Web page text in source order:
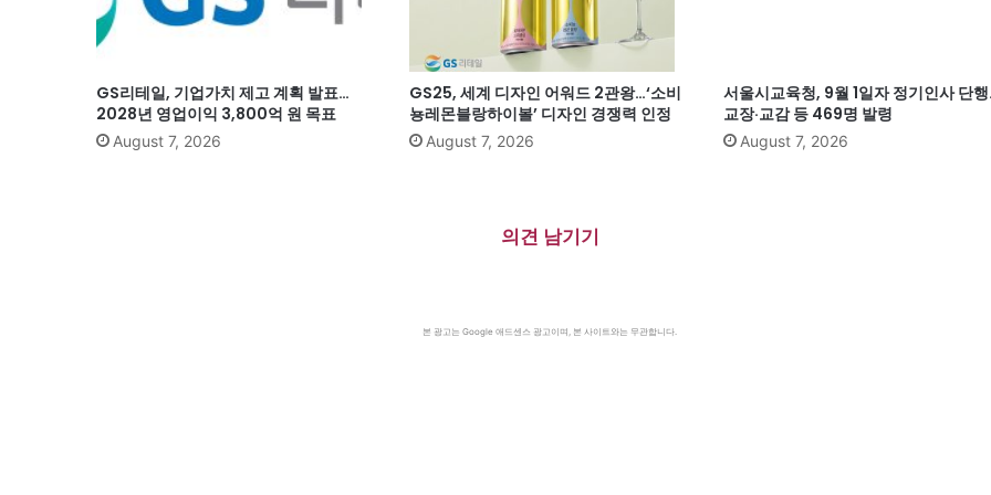
GS리테일, 기업가치 제고 계획 발표…
2028년 영업이익 3,800억 원 목표
August 7, 2026
GS25, 세계 디자인 어워드 2관왕…‘소비
뇽레몬블랑하이볼’ 디자인 경쟁력 인정
August 7, 2026
서울시교육청, 9월 1일자 정기인사 단
교장·교감 등 469명 발령
August 7, 2026
의견 남기기
본 광고는 Google 애드센스 광고이며, 본 사이트와는 무관합니다.